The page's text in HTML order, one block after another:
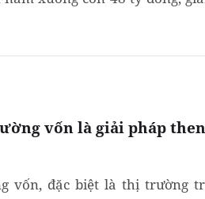
vốn là giải pháp then
vốn, đặc biệt là thị trường